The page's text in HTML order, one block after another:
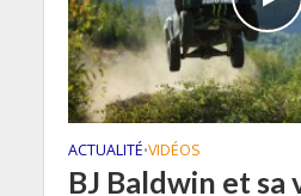
ACTUALITÉ•VIDÉOS
BJ Baldwin et sa